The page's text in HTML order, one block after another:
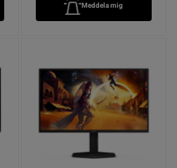
Meddela mig